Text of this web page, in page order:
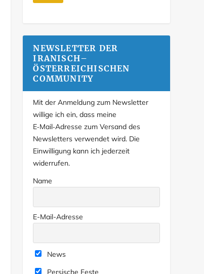
NEWSLETTER DER
IRANISCH–
ÖSTERREICHISCHEN
COMMUNITY
Mit der Anmeldung zum Newsletter
willige ich ein, dass meine
E‑Mail‑Adresse zum Versand des
Newsletters verwendet wird. Die
Einwilligung kann ich jederzeit
widerrufen.
Name
E-Mail-Adresse
News
Persische Feste